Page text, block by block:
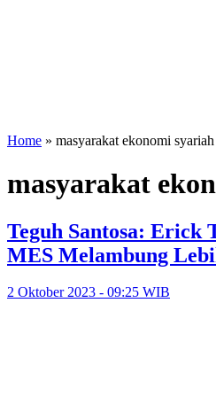
Home » masyarakat ekonomi syariah
masyarakat
Teguh Santosa: Erick
MES Melambung
2 Oktober 2023 - 09:25 WIB